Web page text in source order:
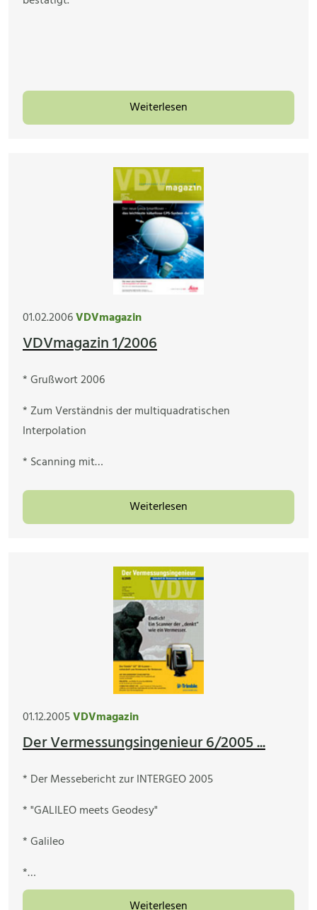
Weiterlesen
01.02.2006VDVmagazin
VDVmagazin 1/2006
* Grußwort 2006
* Zum Verständnis der multiquadratischen
Interpolation
* Scanning mit…
Weiterlesen
01.12.2005VDVmagazin
Der Vermessungsingenieur 6/2005 ...
* Der Messebericht zur INTERGEO 2005
* "GALILEO meets Geodesy"
* Galileo
*…